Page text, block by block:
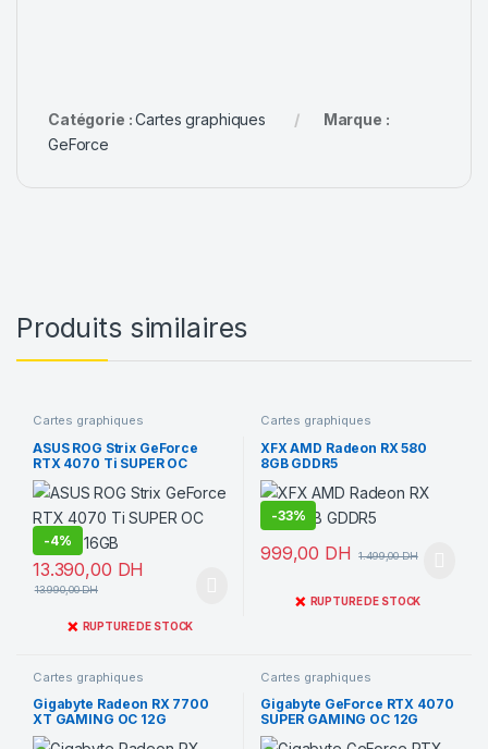
Catégorie :Cartes graphiques
Marque :
GeForce
Produits similaires
Cartes graphiques
ASUS ROG Strix GeForce
RTX 4070 Ti SUPER OC
Edition 16GB
-4%
13.390,00 DH
13.990,00DH
❌ RUPTURE DE STOCK
Cartes graphiques
XFX AMD Radeon RX 580
8GB GDDR5
-33%
999,00 DH 1.499,00DH
❌ RUPTURE DE STOCK
Cartes graphiques
Gigabyte Radeon RX 7700
XT GAMING OC 12G
Cartes graphiques
Gigabyte GeForce RTX 4070
SUPER GAMING OC 12G